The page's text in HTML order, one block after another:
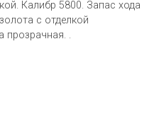
Калибр 5800. Запас хода
с отделкой
прозрачная. .